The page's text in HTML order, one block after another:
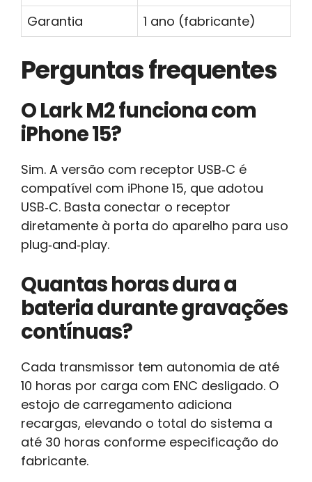
Garantia
1 ano (fabricante)
Perguntas frequentes
O Lark M2 funciona com
iPhone 15?
Sim. A versão com receptor USB‑C é
compatível com iPhone 15, que adotou
USB‑C. Basta conectar o receptor
diretamente à porta do aparelho para uso
plug‑and‑play.
Quantas horas dura a
bateria durante gravações
contínuas?
Cada transmissor tem autonomia de até
10 horas por carga com ENC desligado. O
estojo de carregamento adiciona
recargas, elevando o total do sistema a
até 30 horas conforme especificação do
fabricante.